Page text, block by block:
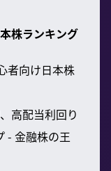
株ランキング
者向け日本株
高配当利回り
- 金融株の王